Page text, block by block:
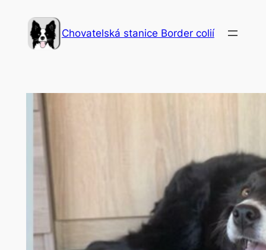
obsah
Chovatelská stanice Border colií